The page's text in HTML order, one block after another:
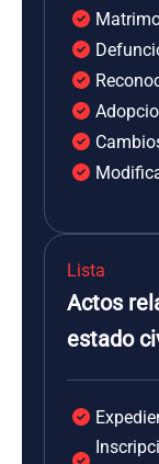
Lista
Actos
estado